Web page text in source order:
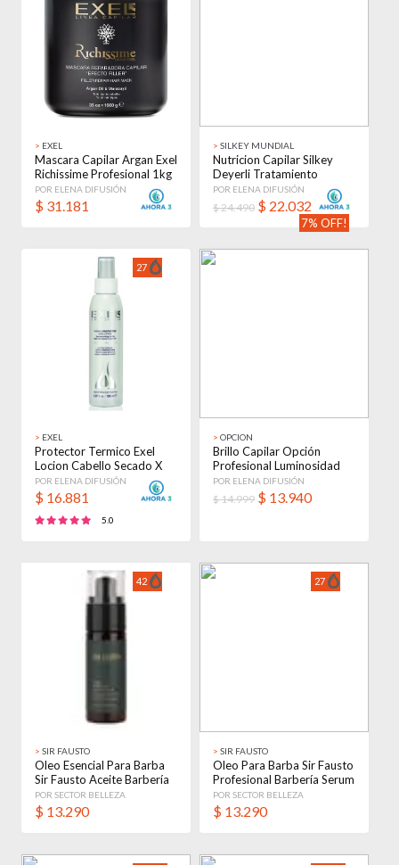
> EXEL
Mascara Capilar Argan Exel
Richissime Profesional 1kg
POR ELENA DIFUSIÓN
$ 31.181
> SILKEY MUNDIAL
Nutricion Capilar Silkey
Deyerli Tratamiento
Profesional 1kg
POR ELENA DIFUSIÓN
$ 24.490 $ 22.032
27
> EXEL
Protector Termico Exel
Locion Cabello Secado X
100ml
POR ELENA DIFUSIÓN
$ 16.881
5.0
7% OFF!
> OPCION
Brillo Capilar Opción
Profesional Luminosidad
Peluquería
POR ELENA DIFUSIÓN
$ 14.999 $ 13.940
42
> SIR FAUSTO
Oleo Esencial Para Barba
Sir Fausto Aceite Barbería
X 30ml Sí
POR SECTOR BELLEZA
$ 13.290
27
> SIR FAUSTO
Oleo Para Barba Sir Fausto
Profesional Barbería Serum
X 30ml Sí
POR SECTOR BELLEZA
$ 13.290